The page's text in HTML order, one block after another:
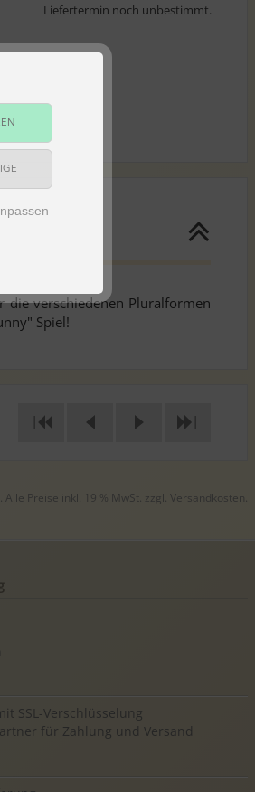
Liefertermin noch unbestimmt.
die verschiedenen Pluralformen
Spiel!
Preise inkl. 19 % MwSt. zzgl. Versandkosten.
SSL-Verschlüsselung
für Zahlung und Versand